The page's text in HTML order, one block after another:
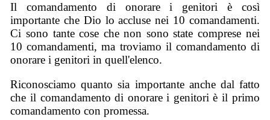
Il comandamento di onorare i genitori è così
importante che Dio lo accluse nei 10 comandamenti.
Ci sono tante cose che non sono state comprese nei
10 comandamenti, ma troviamo il comandamento di
onorare i genitori in quell'elenco.
Riconosciamo quanto sia importante anche dal fatto
che il comandamento di onorare i genitori è il primo
comandamento con promessa.